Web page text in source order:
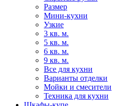
Размер
Мини-кухни
Узкие
3 кв. м.
5 кв. м.
6 кв. м.
9 кв. м.
Все для кухни
Варианты отделки
Мойки и смесители
Техника для кухни